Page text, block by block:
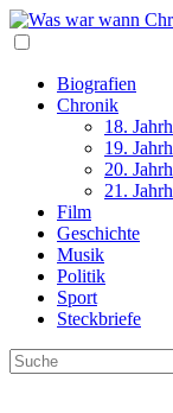
Biografien
Chronik
18.
19.
20.
21.
Film
Geschichte
Musik
Politik
Sport
Steckbriefe